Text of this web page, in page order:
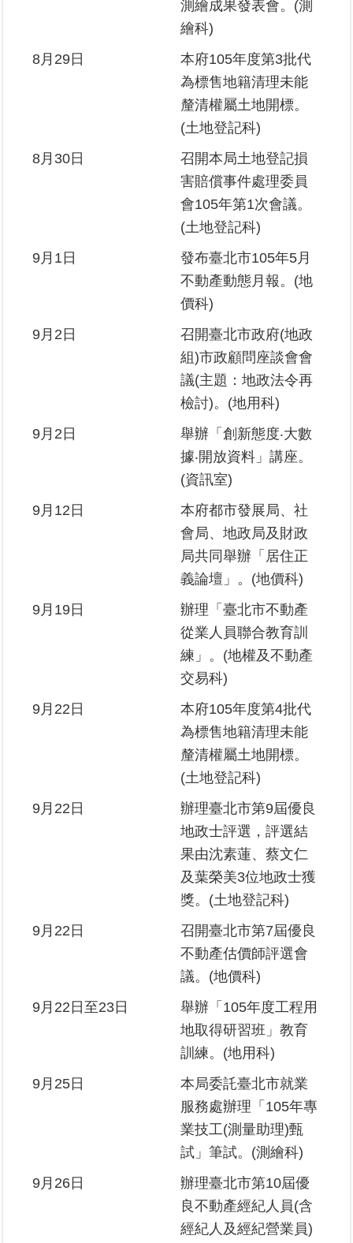
測繪成果發表會。(測
繪科)
8月29日
本府105年度第3批代
為標售地籍清理未能
釐清權屬土地開標。
(土地登記科)
8月30日
召開本局土地登記損
害賠償事件處理委員
會105年第1次會議。
(土地登記科)
9月1日
發布臺北市105年5月
不動產動態月報。(地
價科)
9月2日
召開臺北市政府(地政
組)市政顧問座談會會
議(主題：地政法令再
檢討)。(地用科)
9月2日
舉辦「創新態度‧大數
據‧開放資料」講座。
(資訊室)
9月12日
本府都市發展局、社
會局、地政局及財政
局共同舉辦「居住正
義論壇」。(地價科)
9月19日
辦理「臺北市不動產
從業人員聯合教育訓
練」。(地權及不動產
交易科)
9月22日
本府105年度第4批代
為標售地籍清理未能
釐清權屬土地開標。
(土地登記科)
9月22日
辦理臺北市第9屆優良
地政士評選，評選結
果由沈素蓮、蔡文仁
及葉榮美3位地政士獲
獎。(土地登記科)
9月22日
召開臺北市第7屆優良
不動產估價師評選會
議。(地價科)
9月22日至23日
舉辦「105年度工程用
地取得研習班」教育
訓練。(地用科)
9月25日
本局委託臺北市就業
服務處辦理「105年專
業技工(測量助理)甄
試」筆試。(測繪科)
9月26日
辦理臺北市第10屆優
良不動產經紀人員(含
經紀人及經紀營業員)